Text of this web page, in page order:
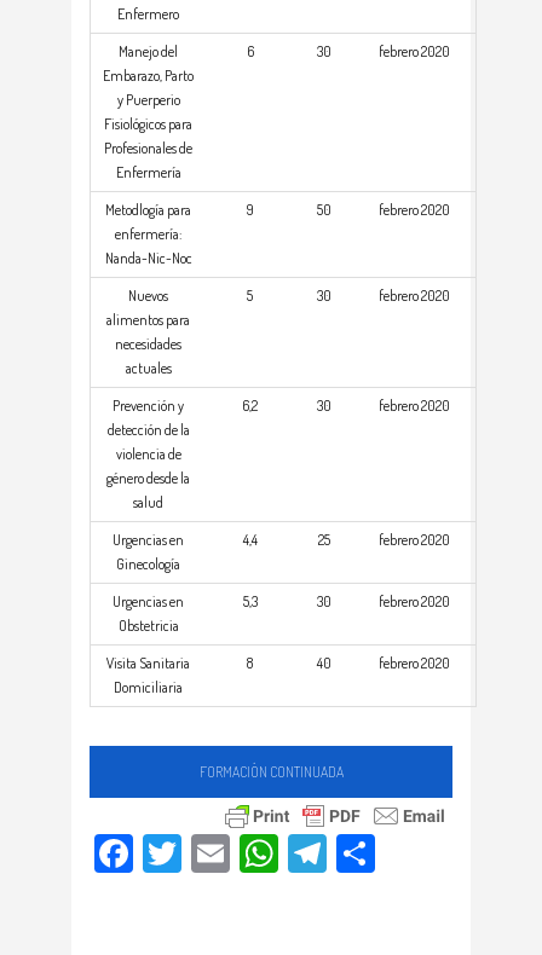
Enfermero
Manejo del
Embarazo, Parto
y Puerperio
Fisiológicos para
Profesionales de
Enfermería
6 30 febrero 2020
Metodlogía para
enfermería:
Nanda-Nic-Noc
9 50 febrero 2020
Nuevos
alimentos para
necesidades
actuales
5 30 febrero 2020
Prevención y
detección de la
violencia de
género desde la
salud
6,2 30 febrero 2020
Urgencias en
Ginecología
4,4 25 febrero 2020
Urgencias en
Obstetricia
5,3 30 febrero 2020
Visita Sanitaria
Domiciliaria
8 40 febrero 2020
FORMACIÓN CONTINUADA
Facebook
TwitterEmailWhatsApp
Telegram